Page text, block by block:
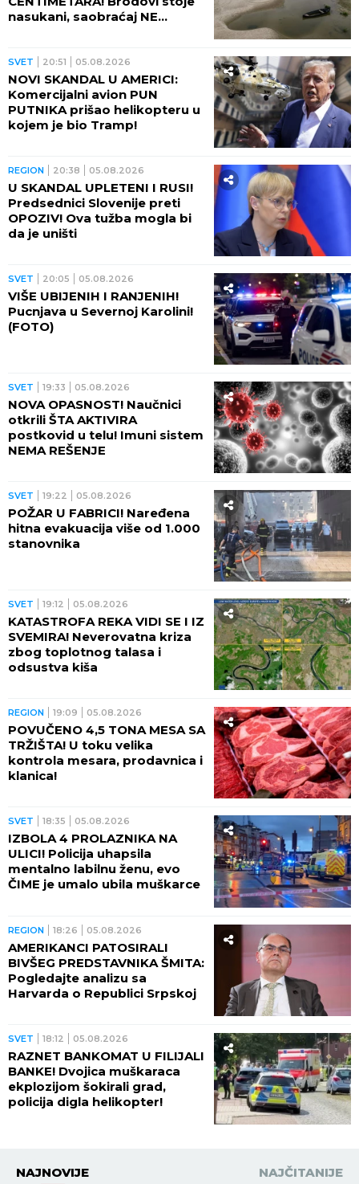
nasukani, saobraćaj NE
SVET 20:51 05.08.2026
NOVI SKANDAL U AMERICI:
Komercijalni avion PUN
PUTNIKA prišao helikopteru u
kojem je bio Tramp!
REGION 20:38 05.08.2026
U SKANDAL UPLETENI I RUSI!
Predsednici Slovenije preti
OPOZIV! Ova tužba mogla bi
da je uništi
SVET 20:05 05.08.2026
VIŠE UBIJENIH I RANJENIH!
Pucnjava u Severnoj Karolini!
(FOTO)
SVET 19:33 05.08.2026
NOVA OPASNOST! Naučnici
otkrili ŠTA AKTIVIRA
postkovid u telu! Imuni sistem
NEMA REŠENJE
SVET 19:22 05.08.2026
POŽAR U FABRICI! Naređena
hitna evakuacija više od 1.000
stanovnika
SVET 19:12 05.08.2026
KATASTROFA REKA VIDI SE I IZ
SVEMIRA! Neverovatna kriza
zbog toplotnog talasa i
odsustva kiša
REGION 19:09 05.08.2026
POVUČENO 4,5 TONA MESA SA
TRŽIŠTA! U toku velika
kontrola mesara, prodavnica i
klanica!
SVET 18:35 05.08.2026
IZBOLA 4 PROLAZNIKA NA
ULICI! Policija uhapsila
mentalno labilnu ženu, evo
ČIME je umalo ubila muškarce
REGION 18:26 05.08.2026
AMERIKANCI PATOSIRALI
BIVŠEG PREDSTAVNIKA ŠMITA:
Pogledajte analizu sa
Harvarda o Republici Srpskoj
SVET 18:12 05.08.2026
RAZNET BANKOMAT U FILIJALI
BANKE! Dvojica muškaraca
ekplozijom šokirali grad,
policija digla helikopter!
NAJNOVIJE NAJČITANIJE